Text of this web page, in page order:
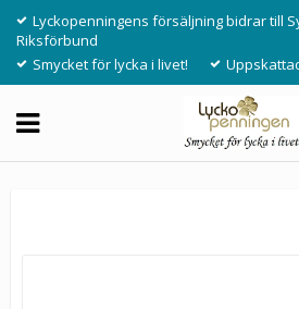
Lyckopenningens försäljning bidrar till
Riksförbund
Smycket för lycka i livet!